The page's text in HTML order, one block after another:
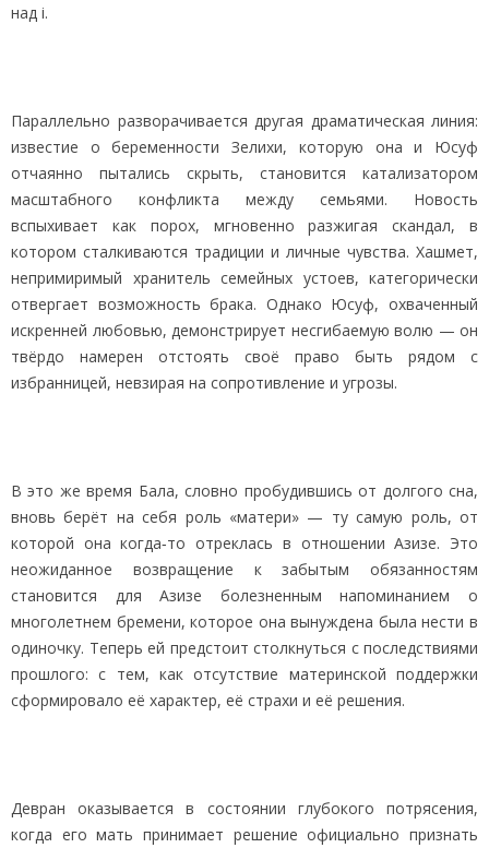
над i.
Параллельно разворачивается другая драматическая линия:
известие о беременности Зелихи, которую она и Юсуф
отчаянно пытались скрыть, становится катализатором
масштабного конфликта между семьями. Новость
вспыхивает как порох, мгновенно разжигая скандал, в
котором сталкиваются традиции и личные чувства. Хашмет,
непримиримый хранитель семейных устоев, категорически
отвергает возможность брака. Однако Юсуф, охваченный
искренней любовью, демонстрирует несгибаемую волю — он
твёрдо намерен отстоять своё право быть рядом с
избранницей, невзирая на сопротивление и угрозы.
В это же время Бала, словно пробудившись от долгого сна,
вновь берёт на себя роль «матери» — ту самую роль, от
которой она когда‑то отреклась в отношении Азизе. Это
неожиданное возвращение к забытым обязанностям
становится для Азизе болезненным напоминанием о
многолетнем бремени, которое она вынуждена была нести в
одиночку. Теперь ей предстоит столкнуться с последствиями
прошлого: с тем, как отсутствие материнской поддержки
сформировало её характер, её страхи и её решения.
Девран оказывается в состоянии глубокого потрясения,
когда его мать принимает решение официально признать